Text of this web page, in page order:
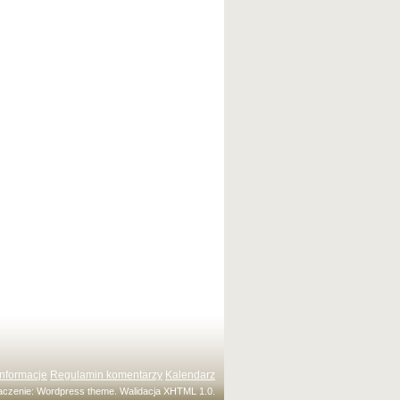
Regulamin komentarzy Kalendarz
Wordpress theme. WalidacjaXHTML 1.0.